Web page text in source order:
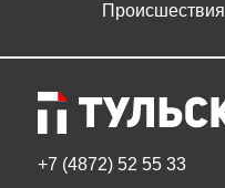
Происшествия
+7 (4872) 52 55 33